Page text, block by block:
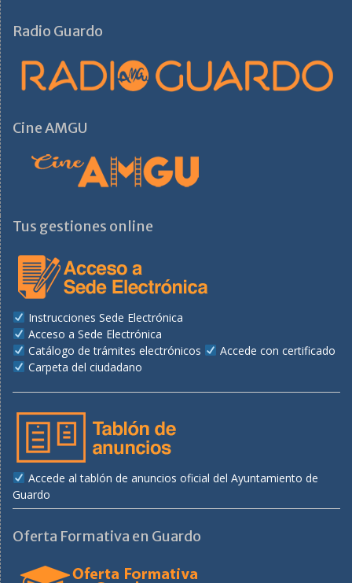
Radio Guardo
Cine AMGU
Tus gestiones online
Instrucciones Sede Electrónica
Acceso a Sede Electrónica
Catálogo de trámites electrónicos
Accede con certificado
Carpeta del ciudadano
Accede al tablón de anuncios oficial del Ayuntamiento de
Guardo
Oferta Formativa en Guardo